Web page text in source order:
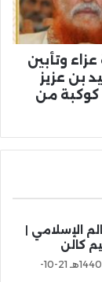
وتأبين
بن عزيز
كوكبة من
الإسلامي |
كالن
الأحد 12 صفر 1440هـ 21-10-